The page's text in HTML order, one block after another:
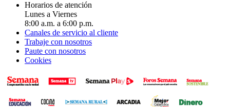
Horarios de atención
Lunes a Viernes
8:00 a.m. a 6:00 p.m.
Canales de servicio al cliente
Trabaje con nosotros
Paute con nosotros
Cookies